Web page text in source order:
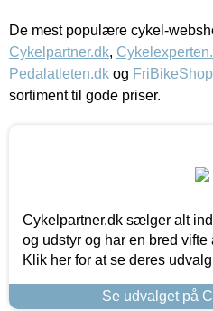
De mest populære cykel-
Cykelpartner.dk,
Pedalatleten.dk og
sortiment til gode priser.
Cykelpartner.dk sælger alt
og udstyr og har en bred
Klik her for at se deres
Se udvalget på